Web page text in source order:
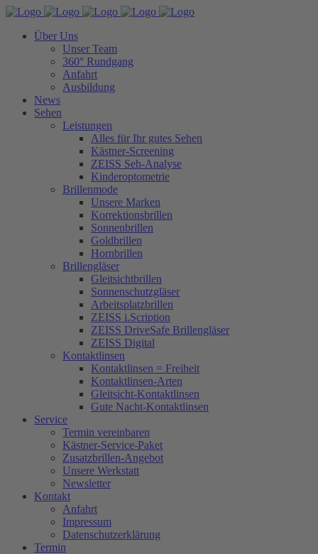
Über Uns
Unser Team
360° Rundgang
Anfahrt
Ausbildung
News
Sehen
Leistungen
Alles für Ihr gutes Sehen
Kästner-Screening
ZEISS Seh-Analyse
Kinderoptometrie
Brillenmode
Unsere Marken
Korrektionsbrillen
Sonnenbrillen
Goldbrillen
Hornbrillen
Brillengläser
Gleitsichtbrillen
Sonnenschutzgläser
Arbeitsplatzbrillen
ZEISS i.Scription
ZEISS DriveSafe Brillengläser
ZEISS Digital
Kontaktlinsen
Kontaktlinsen = Freiheit
Kontaktlinsen-Arten
Gleitsicht-Kontaktlinsen
Gute Nacht-Kontaktlinsen
Service
Termin vereinbaren
Kästner-Service-Paket
Zusatzbrillen-Angebot
Unsere Werkstatt
Newsletter
Kontakt
Anfahrt
Impressum
Datenschutzerklärung
Termin